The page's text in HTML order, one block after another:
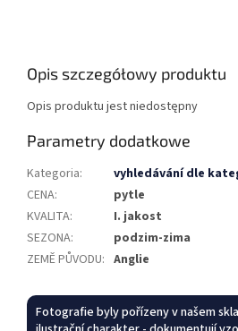
Opis szczegółowy produktu
Opis produktu jest niedostępny
Parametry dodatkowe
Kategoria:
vyhledávání dle
CENA:
pytle
KVALITA:
I. jakost
SEZONA:
podzim-zima
ZEMĚ PŮVODU: Anglie
Fotografie byly pořízeny v našem